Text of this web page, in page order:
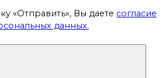
«Отправить», Вы даете согласие
данных.